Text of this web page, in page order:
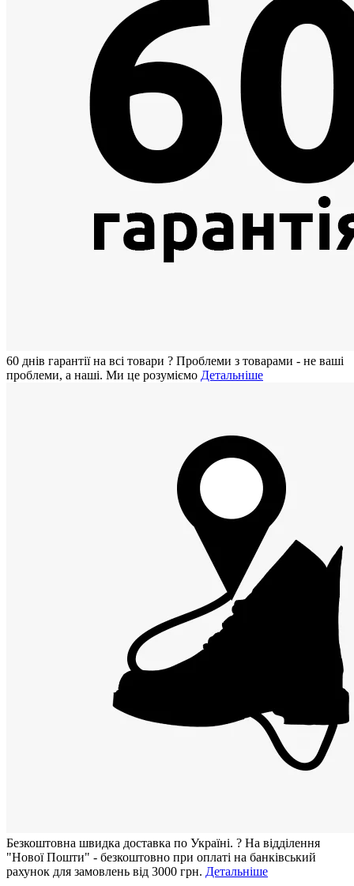
60 днiв гарантії на всi товари ? Проблеми з товарами - не ваші
проблеми, а наші. Ми це розуміємо Детальніше
Безкоштовна швидка доставка по Україні. ? На відділення
"Нової Пошти" - безкоштовно при оплаті на банківський
рахунок для замовлень від 3000 грн. Детальніше